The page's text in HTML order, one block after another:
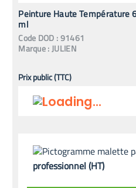
Peinture Haute Température
ml
Code DOD :91461
Marque :JULIEN
Prix public (TTC)
professionnel (HT)